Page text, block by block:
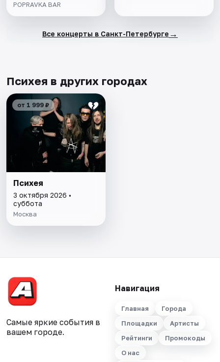
POPRAVKA BAR
Все концерты в Санкт-Петербурге →
Психея в других городах
от 1 999 ₽
Психея
3 октября 2026 •
суббота
Москва
Самые яркие события в
вашем городе.
Навигация
Главная
Города
Площадки
Артисты
Рейтинги
Промокоды
О нас